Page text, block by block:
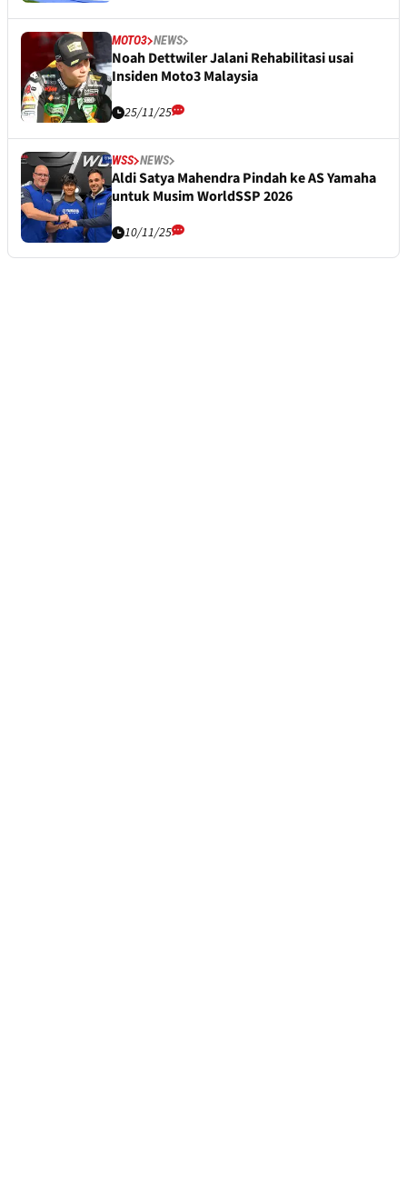
MOTO3 NEWS
Noah Dettwiler Jalani Rehabilitasi usai
Insiden Moto3 Malaysia
25/11/25
WSS NEWS
Aldi Satya Mahendra Pindah ke AS Yamaha
untuk Musim WorldSSP 2026
10/11/25